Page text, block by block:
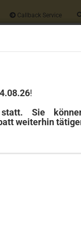
!
Sie
weiterhin
Callback Service
MILLEFIORI MILANO